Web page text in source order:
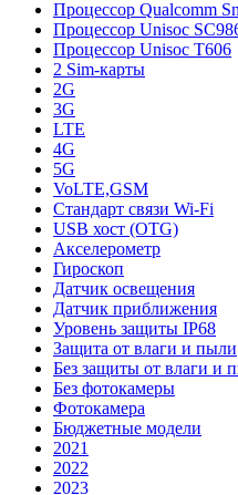
Процессор Qualcomm
Процессор Unisoc
Процессор Unisoc T606
2 Sim-карты
2G
3G
LTE
4G
5G
VoLTE,GSM
Стандарт связи Wi-Fi
USB хост (OTG)
Акселерометр
Гироскоп
Датчик освещения
Датчик приближения
Уровень защиты IP68
Защита от влаги и пыли
Без защиты от влаги и
Без фотокамеры
Фотокамера
Бюджетные модели
2021
2022
2023